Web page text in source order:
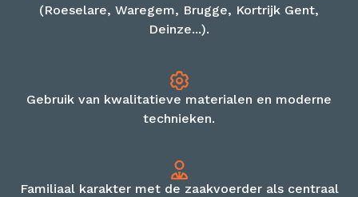
(Roeselare, Waregem, Brugge, Kortrijk Gent,
Deinze...).
Gebruik van kwalitatieve materialen en moderne
technieken.
Familiaal karakter met de zaakvoerder als centraal